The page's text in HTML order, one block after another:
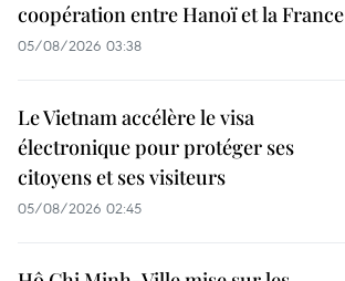
coopération entre Hanoï et la France
05/08/2026 03:38
Le Vietnam accélère le visa
électronique pour protéger ses
citoyens et ses visiteurs
05/08/2026 02:45